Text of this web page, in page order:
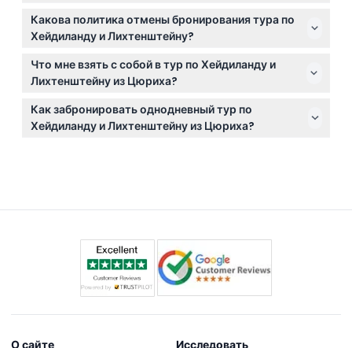
Питание не включено в стоимость тура, поэтому
рекомендуем взять с собой перекус или
планировать купить еду во время остановок.
Какова политика отмены бронирования тура по
Хейдиланду и Лихтенштейну?
Билеты не подлежат возврату и отмене, поэтому,
пожалуйста, бронируйте на правильную дату и
время.
Что мне взять с собой в тур по Хейдиланду и
Лихтенштейну из Цюриха?
Берите удобную обувь для прогулок, одежду по
погоде и не забудьте камеру, чтобы запечатлеть
потрясающие пейзажи.
Как забронировать однодневный тур по
Хейдиланду и Лихтенштейну из Цюриха?
О сайте Исследовать